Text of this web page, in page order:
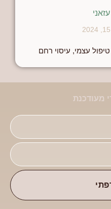
טיפול עצמי, עיסוי רחם
מעודכנת